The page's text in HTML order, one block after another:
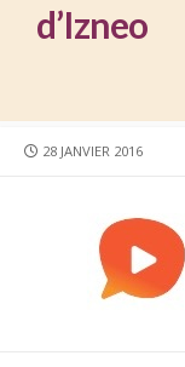
d’Izneo
PUBLISHED
28 JANVIER 2016